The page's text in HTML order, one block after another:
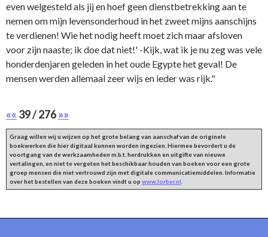
even welgesteld als jij en hoef geen dienstbetrekking aan te
nemen om mijn levensonderhoud in het zweet mijns aanschijns
te verdienen! Wie het nodig heeft moet zich maar afsloven
voor zijn naaste; ik doe dat niet!' -Kijk, wat ik je nu zeg was vele
honderdenjaren geleden in het oude Egypte het geval! De
mensen werden allemaal zeer wijs en ieder was rijk."
«« 39 / 276»»
Graag willen wij u wijzen op het grote belang van aanschaf van de originele
boekwerken die hier digitaal kunnen worden ingezien. Hiermee bevordert u de
voortgang van de werkzaamheden m.b.t. herdrukken en uitgifte van nieuwe
vertalingen, en niet te vergeten het beschikbaar houden van boeken voor een grote
groep mensen die niet vertrouwd zijn met digitale communicatiemiddelen. Informatie
over het bestellen van deze boeken vindt u op www.lorber.nl